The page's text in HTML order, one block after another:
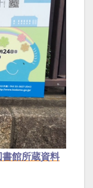
館所蔵資料